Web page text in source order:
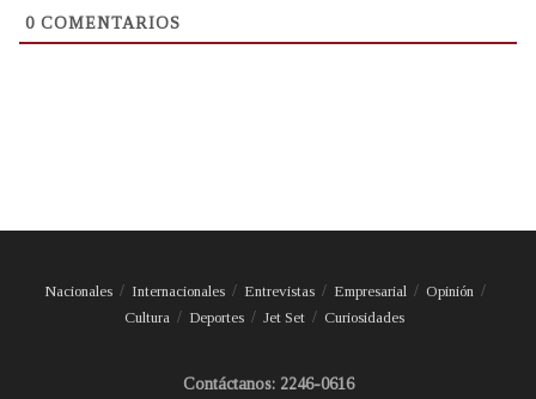
0 COMENTARIOS
Nacionales Internacionales Entrevistas Empresarial
Opinión
Cultura
Deportes Jet Set Curiosidades
Contáctanos: 2246-0616